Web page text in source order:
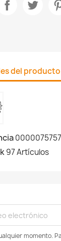
del producto
97 Artículos
momento.